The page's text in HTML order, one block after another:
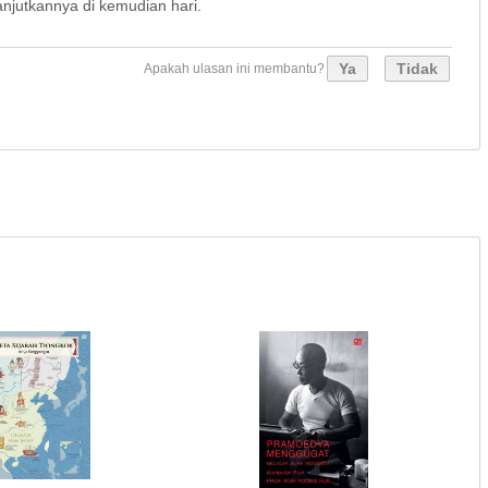
di kemudian hari.
Apakah ulasan ini membantu? Ya Tidak